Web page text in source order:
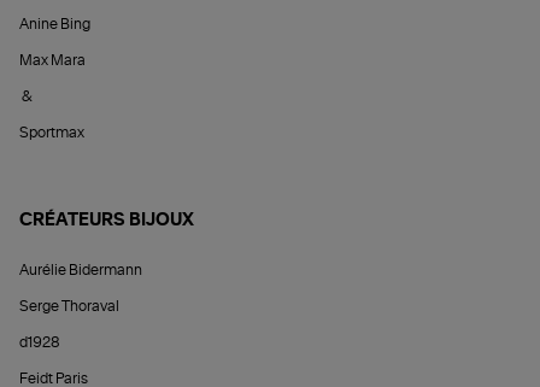
Anine Bing
Max Mara
&
Sportmax
CRÉATEURS BIJOUX
Aurélie Bidermann
Serge Thoraval
d1928
Feidt Paris